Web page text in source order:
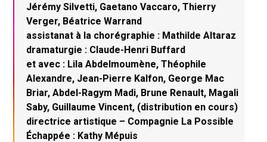
Jérémy Silvetti, Gaetano Vaccaro, Thierry
Verger, Béatrice Warrand
assistanat à la chorégraphie : Mathilde Altaraz
dramaturgie : Claude-Henri Buffard
et avec : Lila Abdelmoumène, Théophile
Alexandre, Jean-Pierre Kalfon, George Mac
Briar, Abdel-Ragym Madi, Brune Renault, Magali
Saby, Guillaume Vincent, (distribution en cours)
directrice artistique – Compagnie La Possible
Échappée : Kathy Mépuis